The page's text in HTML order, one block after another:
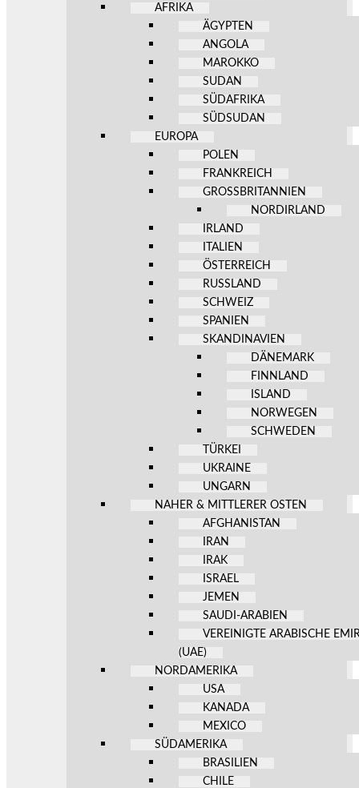
AFRIKA
ÄGYPTEN
ANGOLA
MAROKKO
SUDAN
SÜDAFRIKA
SÜDSUDAN
EUROPA
POLEN
FRANKREICH
GROSSBRITANNIEN
NORDIRLAND
IRLAND
ITALIEN
ÖSTERREICH
RUSSLAND
SCHWEIZ
SPANIEN
SKANDINAVIEN
DÄNEMARK
FINNLAND
ISLAND
NORWEGEN
SCHWEDEN
TÜRKEI
UKRAINE
UNGARN
NAHER & MITTLERER OSTEN
AFGHANISTAN
IRAN
IRAK
ISRAEL
JEMEN
SAUDI-ARABIEN
VEREINIGTE ARABISCHE
(UAE)
NORDAMERIKA
USA
KANADA
MEXICO
SÜDAMERIKA
BRASILIEN
CHILE